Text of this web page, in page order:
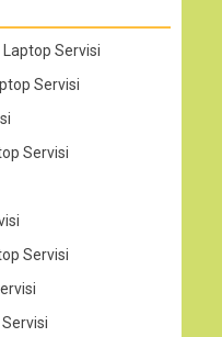
Servisi
Servisi
Servisi
Servisi